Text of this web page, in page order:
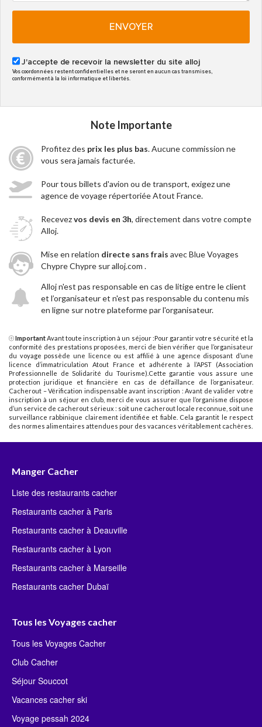
ENVOYER
J'accepte de recevoir la newsletter du site alloj
Vos coordonnées restent confidentielles et ne seront en aucun cas transmises,
conformément à la loi informatique et libertés.
Note Importante
Profitez des prix les plus bas. Aucune commission ne
vous sera jamais facturée.
Pour tous billets d'avion ou de transport, exigez une
agence de voyage répertoriée Atout France.
Recevezvos devis en 3h, directement dans votre compte
Alloj.
Mise en relation directe sans frais avec Blue Voyages
Chypre Chypre sur alloj.com .
Alloj n'est pas responsable en cas de litige entre le client
et l’organisateur et n'est pas responsable du contenu mis
en ligne sur notre plateforme par l'organisateur.
ImportantAvant toute inscription à un séjour :Pour garantir votre sécurité et la
conformité des prestations proposées, merci de bien vérifier que l’organisateur
du voyage possède une licence ou est affilié à une agence disposant d’une
licence d’immatriculation Atout France et adhérente à l’APST (Association
Professionnelle de Solidarité du Tourisme).Cette garantie vous assure une
protection juridique et financière en cas de défaillance de l’organisateur.
Cacherout – Vérification indispensable avant inscription : Avant de valider votre
inscription à un séjour en club, merci de vous assurer que l’organisme dispose
d’un service de cacherout sérieux : soit une cacherout locale reconnue, soit une
surveillance rabbinique clairement identifiée et fiable. Cela garantit le respect
des normes alimentaires attendues pour des vacances véritablement cachères.
Manger Cacher
Liste des restaurants cacher
Restaurants cacher à Paris
Restaurants cacher à Deauville
Restaurants cacher à Lyon
Restaurants cacher à Marseille
Restaurants cacher Dubaï
Tous les Voyages cacher
Tous les Voyages Cacher
Club Cacher
Séjour Souccot
Vacances cacher ski
Voyage pessah 2024